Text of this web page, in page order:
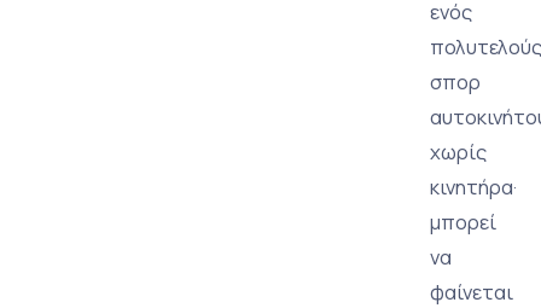
ενός
πολυτελούς
σπορ
χωρίς
κινητήρα·
μπορεί
να
φαίνεται